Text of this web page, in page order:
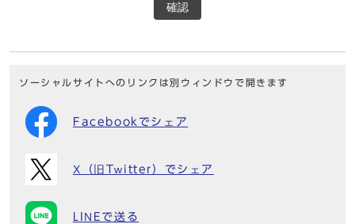
確認
ソーシャルサイトへのリンクは別ウィンドウで開きます
Facebookでシェア
X（旧Twitter）でシェア
LINEで送る